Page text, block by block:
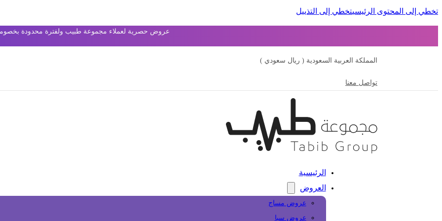
تخطي إلى المحتوى الرئيسيتخطي إلى التذييل
عروض حصرية لعملاء مجموعة طبيب ولفترة محدودة بخصومات
المملكة العربية السعودية ( ريال سعودي )
تواصل معنا
الرئيسية
العروض
عروض مساج
عروض سبا